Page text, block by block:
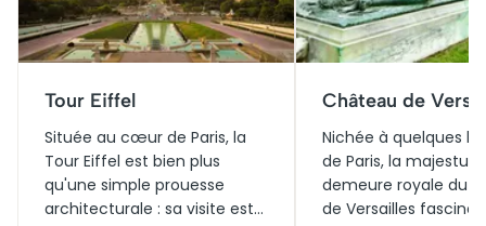
Tour Eiffel
Située au cœur de Paris, la
Tour Eiffel est bien plus
qu'une simple prouesse
architecturale : sa visite est
Château de
Nichée à quelques
de Paris, la
demeure royale du
de Versailles fascine